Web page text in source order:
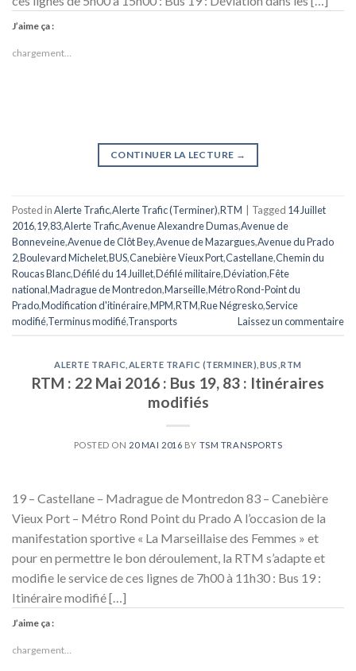
J’aime ça :
chargement…
CONTINUER LA LECTURE →
Posted inAlerte Trafic,Alerte Trafic (Terminer),RTM Tagged 14 Juillet
2016,19,83,Alerte Trafic,Avenue Alexandre Dumas,Avenue de
Bonneveine,Avenue de Clôt Bey,Avenue de Mazargues,Avenue du Prado
2,Boulevard Michelet,BUS,Canebière Vieux Port,Castellane,Chemin du
Roucas Blanc,Défilé du 14 Juillet,Défilé militaire,Déviation,Fête
national,Madrague de Montredon,Marseille,Métro Rond-Point du
Prado,Modification d'itinéraire,MPM,RTM,Rue Négresko,Service
modifié,Terminus modifié,Transports Laissez un commentaire
ALERTE TRAFIC ALERTE TRAFIC (TERMINER) BUS ,RTM
RTM : 22 Mai 2016 : Bus 19, 83 : Itinéraires
modifiés
POSTED ON 20 MAI 2016 BY TSM TRANSPORTS
19 – Castellane – Madrague de Montredon 83 – Canebière
Vieux Port – Métro Rond Point du Prado A l’occasion de la
manifestation sportive « La Marseillaise des Femmes » et
pour en permettre le bon déroulement, la RTM s’adapte et
modifie le service de ces lignes de 7h00 à 11h30 : Bus 19 :
Itinéraire modifié […]
J’aime ça :
chargement…